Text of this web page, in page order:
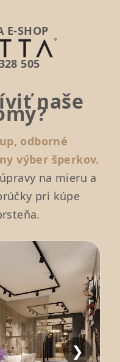
E-SHOP
505
naše
odborné
výber šperkov.
na mieru a
pri kúpe
❯